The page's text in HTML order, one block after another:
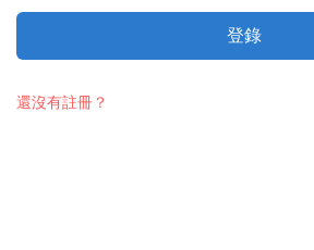
登錄
還沒有註冊？